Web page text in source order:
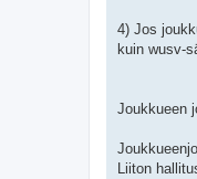
4) Jos
kuin wusv-
Joukkueen
Liiton